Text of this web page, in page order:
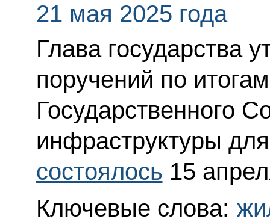
21 мая 2025 года
Глава государства
поручений по
Государственного
инфраструктуры
состоялось 15
Ключевые слова: